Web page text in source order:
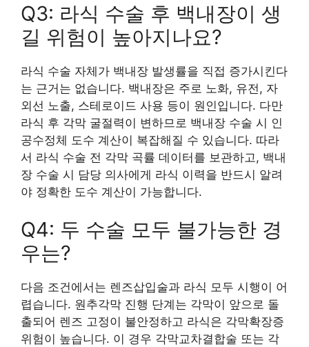
Q3: 라식 수술 후 백내장이 생
길 위험이 높아지나요?
라식 수술 자체가 백내장 발생률을 직접 증가시킨다
는 근거는 없습니다. 백내장은 주로 노화, 유전, 자
외선 노출, 스테로이드 사용 등이 원인입니다. 다만
라식 후 각막 굴절력이 변하므로 백내장 수술 시 인
공수정체 도수 계산이 복잡해질 수 있습니다. 따라
서 라식 수술 전 각막 곡률 데이터를 보관하고, 백내
장 수술 시 담당 의사에게 라식 이력을 반드시 알려
야 정확한 도수 계산이 가능합니다.
Q4: 두 수술 모두 불가능한 경
우는?
다음 조건에서는 렌즈삽입술과 라식 모두 시행이 어
렵습니다. 원추각막 진행 단계는 각막이 앞으로 돌
출되어 렌즈 고정이 불안정하고 라식은 각막확장증
위험이 높습니다. 이 경우 각막교차결합술 또는 각